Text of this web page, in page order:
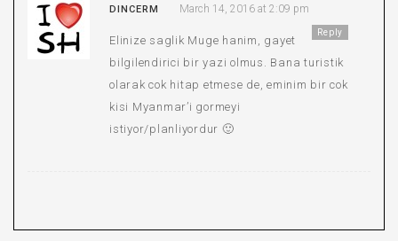
DINCERM March 14, 2016 at 2:09 pm
Reply
Elinize saglik Muge hanim, gayet
bilgilendirici bir yazi olmus. Bana turistik
olarak cok hitap etmese de, eminim bir cok
kisi Myanmar’i gormeyi
istiyor/planliyordur 🙂